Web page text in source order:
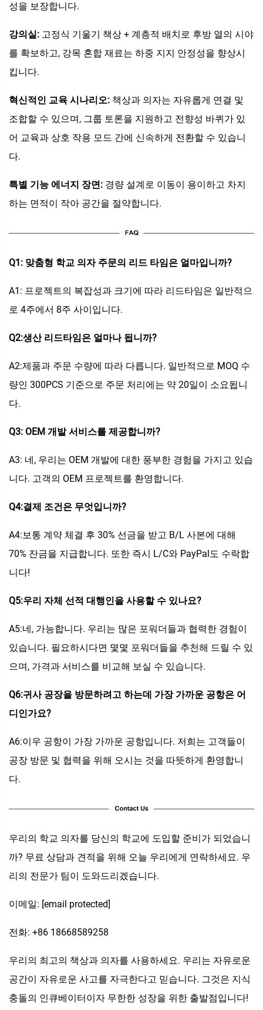
성을 보장합니다.
강의실: 고정식 기울기 책상 + 계층적 배치로 후방 열의 시야
를 확보하고, 강목 혼합 재료는 하중 지지 안정성을 향상시
킵니다.
혁신적인 교육 시나리오: 책상과 의자는 자유롭게 연결 및
조합할 수 있으며, 그룹 토론을 지원하고 전향성 바퀴가 있
어 교육과 상호 작용 모드 간에 신속하게 전환할 수 있습니
다.
특별 기능 에너지 장면: 경량 설계로 이동이 용이하고 차지
하는 면적이 작아 공간을 절약합니다.
Q1: 맞춤형 학교 의자 주문의 리드 타임은 얼마입니까?
A1: 프로젝트의 복잡성과 크기에 따라 리드타임은 일반적으
로 4주에서 8주 사이입니다.
Q2:생산 리드타임은 얼마나 됩니까?
A2:제품과 주문 수량에 따라 다릅니다. 일반적으로 MOQ 수
량인 300PCS 기준으로 주문 처리에는 약 20일이 소요됩니
다.
Q3: OEM 개발 서비스를 제공합니까?
A3: 네, 우리는 OEM 개발에 대한 풍부한 경험을 가지고 있습
니다. 고객의 OEM 프로젝트를 환영합니다.
Q4:결제 조건은 무엇입니까?
A4:보통 계약 체결 후 30% 선금을 받고 B/L 사본에 대해
70% 잔금을 지급합니다. 또한 즉시 L/C와 PayPal도 수락합
니다!
Q5:우리 자체 선적 대행인을 사용할 수 있나요?
A5:네, 가능합니다. 우리는 많은 포워더들과 협력한 경험이
있습니다. 필요하시다면 몇몇 포워더들을 추천해 드릴 수 있
으며, 가격과 서비스를 비교해 보실 수 있습니다.
Q6:귀사 공장을 방문하려고 하는데 가장 가까운 공항은 어
디인가요?
A6:이우 공항이 가장 가까운 공항입니다. 저희는 고객들이
공장 방문 및 협력을 위해 오시는 것을 따뜻하게 환영합니
다.
우리의 학교 의자를 당신의 학교에 도입할 준비가 되었습니
까? 무료 상담과 견적을 위해 오늘 우리에게 연락하세요. 우
리의 전문가 팀이 도와드리겠습니다.
이메일: [email protected]
전화: +86 18668589258
우리의 최고의 책상과 의자를 사용하세요. 우리는 자유로운
공간이 자유로운 사고를 자극한다고 믿습니다. 그것은 지식
충돌의 인큐베이터이자 무한한 성장을 위한 출발점입니다!